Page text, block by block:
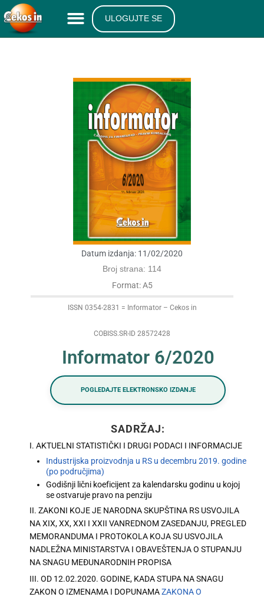
ULOGUJTE SE
Datum izdanja: 11/02/2020
Broj strana: 114
Format: A5
ISSN 0354-2831 = Informator – Cekos in
COBISS.SR-ID 28572428
Informator 6/2020
POGLEDAJTE ELEKTRONSKO IZDANJE
SADRŽAJ:
I. AKTUELNI STATISTIČKI I DRUGI PODACI I INFORMACIJE
Industrijska proizvodnja u RS u decembru 2019. godine
(po područjima)
Godišnji lični koeficijent za kalendarsku godinu u kojoj
se ostvaruje pravo na penziju
II. ZAKONI KOJE JE NARODNA SKUPŠTINA RS USVOJILA
NA XIX, XX, XXI I XXII VANREDNOM ZASEDANJU, PREGLED
MEMORANDUMA I PROTOKOLA KOJA SU USVOJILA
NADLEŽNA MINISTARSTVA I OBAVEŠTENJA O STUPANJU
NA SNAGU MEĐUNARODNIH PROPISA
III. OD 12.02.2020. GODINE, KADA STUPA NA SNAGU
ZAKON O IZMENAMA I DOPUNAMAZAKONA O